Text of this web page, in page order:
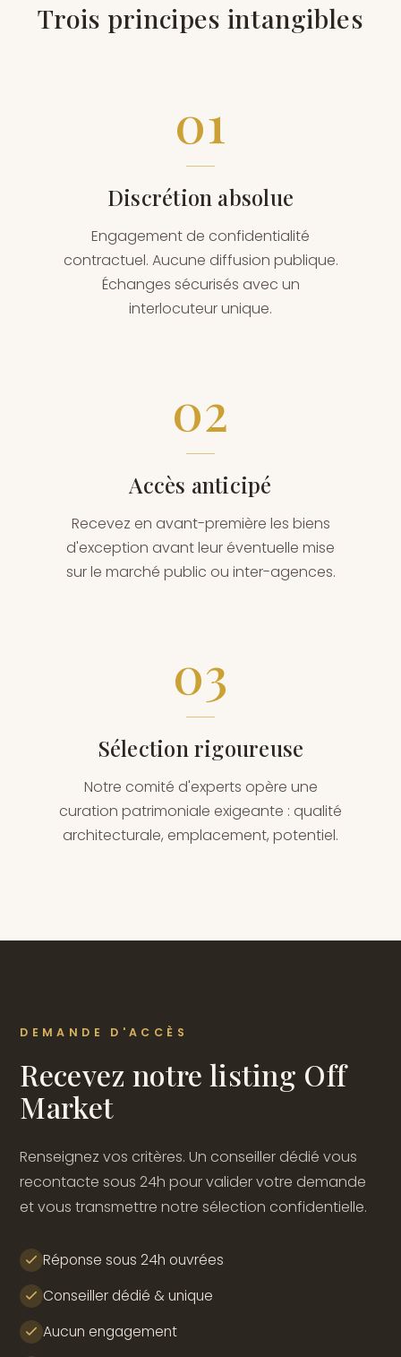
Trois principes intangibles
01
Discrétion absolue
Engagement de confidentialité
contractuel. Aucune diffusion publique.
Échanges sécurisés avec un
interlocuteur unique.
02
Accès anticipé
Recevez en avant-première les biens
d'exception avant leur éventuelle mise
sur le marché public ou inter-agences.
03
Sélection rigoureuse
Notre comité d'experts opère une
curation patrimoniale exigeante : qualité
architecturale, emplacement, potentiel.
DEMANDE D'ACCÈS
Recevez notre listing Off
Market
Renseignez vos critères. Un conseiller dédié vous
recontacte sous 24h pour valider votre demande
et vous transmettre notre sélection confidentielle.
Réponse sous 24h ouvrées
Conseiller dédié & unique
Aucun engagement